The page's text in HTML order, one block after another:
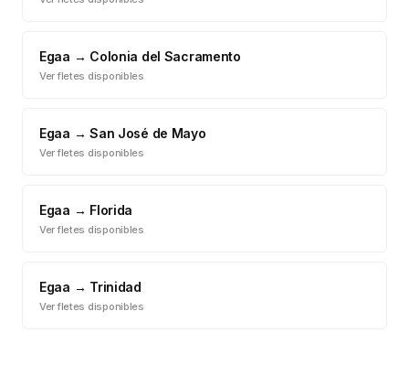
Egaa → Colonia del Sacramento
Ver fletes disponibles
Egaa →San José de Mayo
Ver fletes disponibles
Egaa → Florida
Ver fletes disponibles
Egaa → Trinidad
Ver fletes disponibles